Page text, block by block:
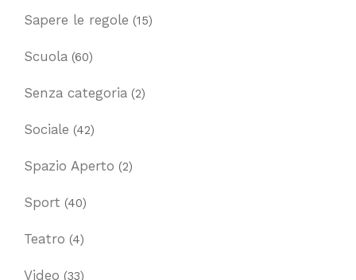
Sapere le regole (15)
Scuola (60)
Senza categoria (2)
Sociale (42)
Spazio Aperto (2)
Sport (40)
Teatro (4)
Video (33)